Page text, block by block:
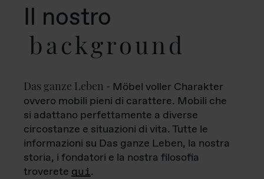
Il nostro
background
Das ganze Leben - Möbel voller Charakter
ovvero mobili pieni di carattere. Mobili che
si adattano perfettamente a diverse
circostanze e situazioni di vita. Tutte le
informazioni su Das ganze Leben, la nostra
storia, i fondatori e la nostra filosofia
troverete qui.